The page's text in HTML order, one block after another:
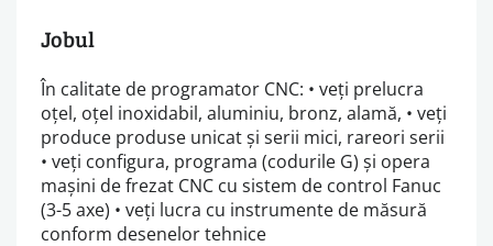
Jobul
În calitate de programator CNC: • veți prelucra
oțel, oțel inoxidabil, aluminiu, bronz, alamă, • veți
produce produse unicat și serii mici, rareori serii
• veți configura, programa (codurile G) și opera
mașini de frezat CNC cu sistem de control Fanuc
(3-5 axe) • veți lucra cu instrumente de măsură
conform desenelor tehnice